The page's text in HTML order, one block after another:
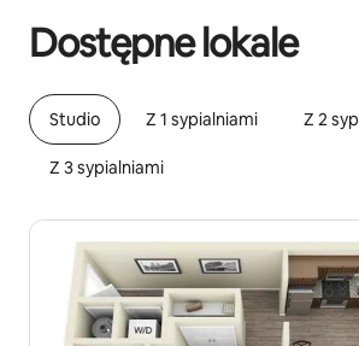
Dostępne lokale
Studio Z 1 sypialniami Z 2
Z 3 sypialniami